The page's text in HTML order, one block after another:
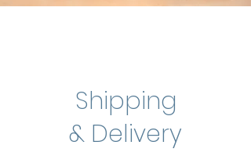
Shipping
& Delivery